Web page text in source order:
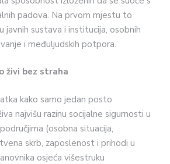
padova. Na prvom mjestu to
javnih sustava i institucija, osobnih
i međuljudskih potpora.
živi bez straha
kako samo jedan posto
najvišu razinu socijalne sigur­nosti u
(osobna situacija,
skrb, zaposlenost i pri­hodi u
osjeća višestruku